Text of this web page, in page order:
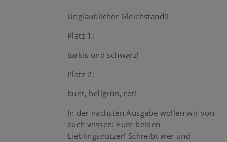
Unglaublicher Gleichstand!!
Platz 1:
türkis und schwarz!
Platz 2:
bunt, hellgrün, rot!
In der nächsten Ausgabe wollen wir von
euch wissen: Eure beiden
Lieblingsnutzer! Schreibt wer und